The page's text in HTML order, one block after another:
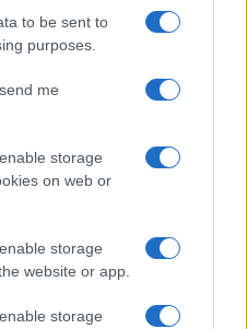
to be sent to
purposes.
me
storage
on web or
storage
website or app.
storage